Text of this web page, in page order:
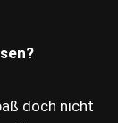
doch nicht